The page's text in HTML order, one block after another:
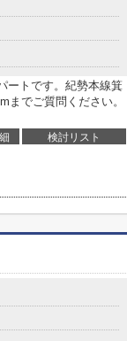
ートです。紀勢本線箕
までご質問ください。
検討リスト